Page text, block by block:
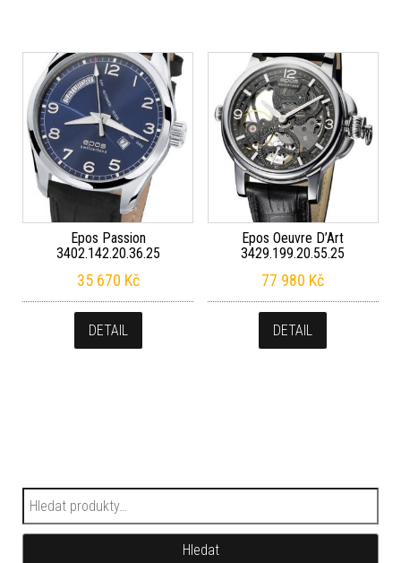
Epos Passion
3402.142.20.36.25
35 670 Kč
DETAIL
Epos Oeuvre D’Art
3429.199.20.55.25
77 980 Kč
DETAIL
Hledat:
Hledat